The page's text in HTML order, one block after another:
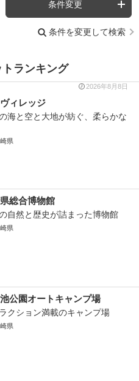
条件変更
条件を変更して検索
ランキング
2026年8月8日
ィレッジ
海と空と大地が紡ぐ、柔らかな
県
総合博物館
自然と歴史が詰まった博物館
県
公園オートキャンプ場
クション満載のキャンプ場
県